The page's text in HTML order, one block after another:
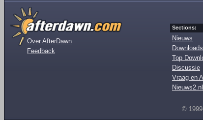
Over AfterDawn
Feedback
Sections:
Nieuws
Downloads
Top
Discussie
Vraag en
Nieuws2.nl
©